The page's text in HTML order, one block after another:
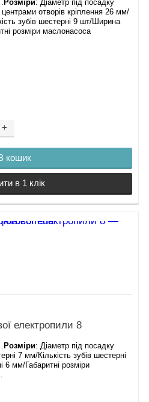
Розміри: Діаметр під посадку
отворів кріплення 26 мм/
зубів шестерні 9 шт/Ширина
розміри маслонасоса
+
кошик
в 1 клік
електропили 8
Розміри: Діаметр під посадку
7 мм/Кількість зубів шестерні
6 мм/Габаритні розміри